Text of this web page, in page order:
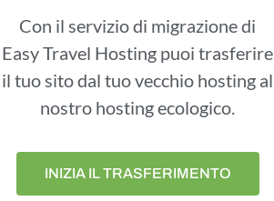
Con il servizio di migrazione di
Easy Travel Hosting puoi trasferire
il tuo sito dal tuo vecchio hosting al
nostro hosting ecologico.
INIZIA IL TRASFERIMENTO